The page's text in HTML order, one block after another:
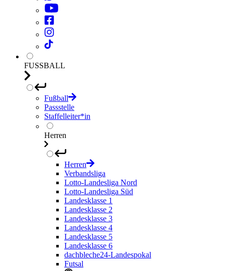
FUSSBALL
Fußball
Passstelle
Staffelleiter*in
Herren
Herren
Verbandsliga
Lotto-Landesliga Nord
Lotto-Landesliga Süd
Landesklasse 1
Landesklasse 2
Landesklasse 3
Landesklasse 4
Landesklasse 5
Landesklasse 6
dachbleche24-Landespokal
Futsal